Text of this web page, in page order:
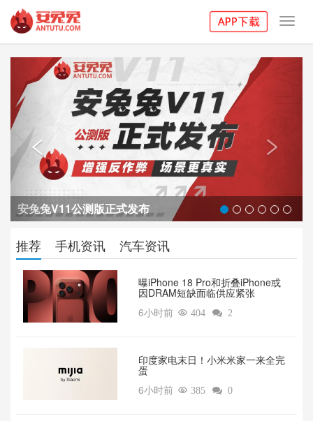
安兔兔V11公测版正式发布

Previous

推荐 手机资讯 汽车资讯
曝iPhone 18 Pro和折叠iPhone或
因DRAM短缺面临供应紧张
6小时前  404  2
印度家电末日！小米米家一来全完
蛋
6小时前  385  0